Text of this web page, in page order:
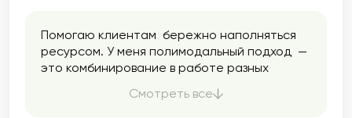
Помогаю клиентам бережно наполняться
ресурсом. У меня полимодальный подход —
это комбинирование в работе разных
только проверенные методики. Помогаю
Смотреть все